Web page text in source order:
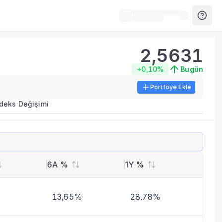
metrikleri listelenir.
benzer fonları inceleyebilirsiniz.
2,5631
+0,10% Bugün
Portföye Ekle
Değişimi
6A % 1Y %
13,65% 28,78%